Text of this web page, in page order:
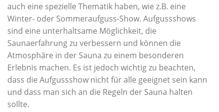
auch eine spezielle Thematik haben, wie z.B. eine
Winter- oder Sommeraufguss-Show. Aufgussshows
sind eine unterhaltsame Möglichkeit, die
Saunaerfahrung zu verbessern und können die
Atmosphäre in der Sauna zu einem besonderen
Erlebnis machen. Es ist jedoch wichtig zu beachten,
dass die Aufgussshow nicht für alle geeignet sein kann
und dass man sich an die Regeln der Sauna halten
sollte.